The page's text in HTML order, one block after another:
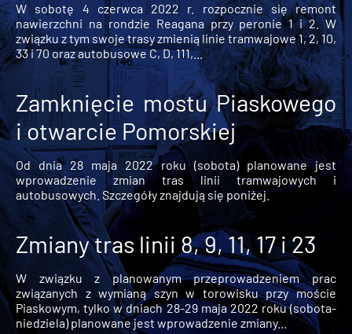
W sobotę 4 czerwca 2022 r. rozpocznie się remont
nawierzchni na rondzie Reagana przy peronie 1 i 2. W
związku z tym swoje trasy zmienią linie tramwajowe 1, 2, 10,
33 i 70 oraz autobusowe C, D, 111,...
Zamknięcie mostu Piaskowego
i otwarcie Pomorskiej
Od dnia 28 maja 2022 roku (sobota) planowane jest
wprowadzenie zmian tras linii tramwajowych i
autobusowych. Szczegóły znajdują się poniżej.
Zmiany tras linii 8, 9, 11, 17 i 23
W związku z planowanym przeprowadzeniem prac
związanych z wymianą szyn w torowisku przy moście
Piaskowym, tylko w dniach 28-29 maja 2022 roku (sobota-
niedziela) planowane jest wprowadzenie zmiany...